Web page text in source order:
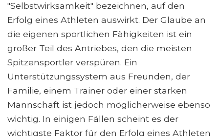
"Selbstwirksamkeit" bezeichnen, auf den
Erfolg eines Athleten auswirkt. Der Glaube an
die eigenen sportlichen Fähigkeiten ist ein
großer Teil des Antriebes, den die meisten
Spitzensportler verspüren. Ein
Unterstützungssystem aus Freunden, der
Familie, einem Trainer oder einer starken
Mannschaft ist jedoch möglicherweise ebenso
wichtig. In einigen Fällen scheint es der
wichtigste Faktor für den Erfolg eines Athleten